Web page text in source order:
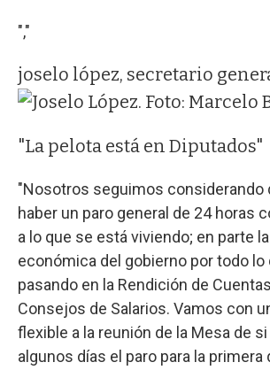
","
joselo lópez, secretario
"La pelota está en Diputados"
"Nosotros seguimos considerando
haber un paro general de 24 horas
a lo que se está viviendo; en parte
económica del gobierno por todo lo
pasando en la Rendición de
Consejos de Salarios. Vamos con
flexible a la reunión de la Mesa de
algunos días el paro para la primera